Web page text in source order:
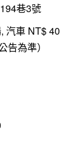
巷3號
汽車 NT$ 40
為準）